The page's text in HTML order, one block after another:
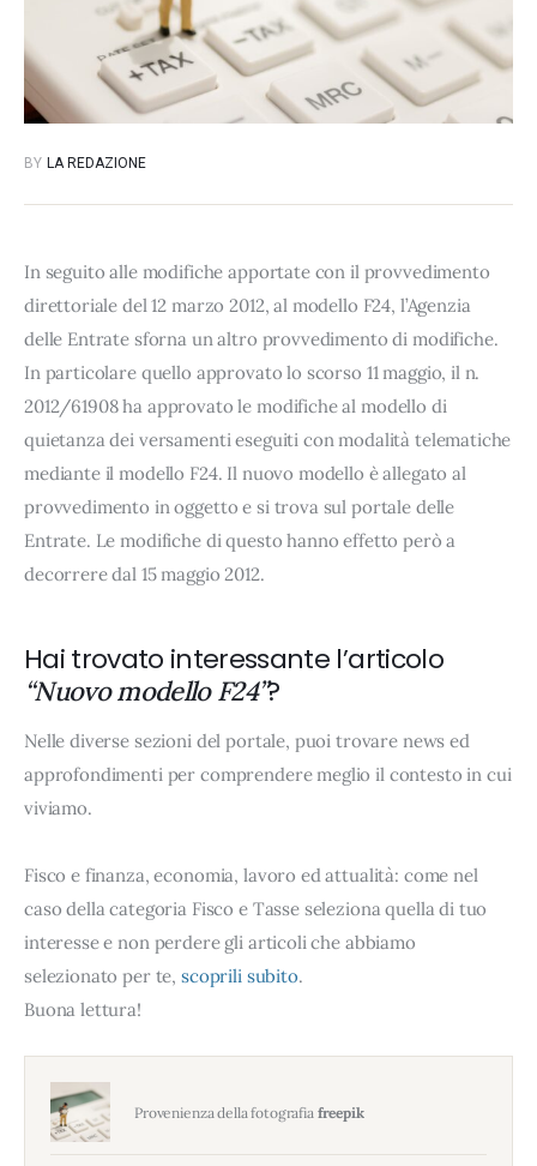
BY LA REDAZIONE
In seguito alle modifiche apportate con il provvedimento
direttoriale del 12 marzo 2012, al modello F24, l’Agenzia
delle Entrate sforna un altro provvedimento di modifiche.
In particolare quello approvato lo scorso 11 maggio, il n.
2012/61908 ha approvato le modifiche al modello di
quietanza dei versamenti eseguiti con modalità telematiche
mediante il modello F24. Il nuovo modello è allegato al
provvedimento in oggetto e si trova sul portale delle
Entrate. Le modifiche di questo hanno effetto però a
decorrere dal 15 maggio 2012.
Hai trovato interessante l’articolo
“Nuovo modello F24”?
Nelle diverse sezioni del portale, puoi trovare news ed
approfondimenti per comprendere meglio il contesto in cui
viviamo.
Fisco e finanza, economia, lavoro ed attualità: come nel
caso della categoria Fisco e Tasse seleziona quella di tuo
interesse e non perdere gli articoli che abbiamo
selezionato per te, scoprili subito.
Buona lettura!
Provenienza della fotografia freepik